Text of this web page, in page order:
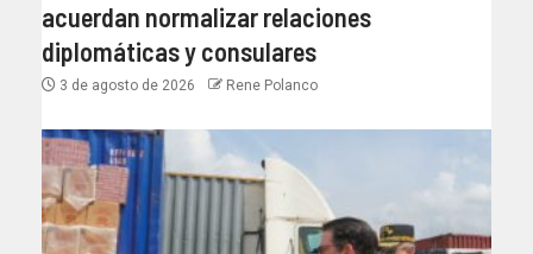
acuerdan normalizar relaciones
diplomáticas y consulares
3 de agosto de 2026 Rene Polanco